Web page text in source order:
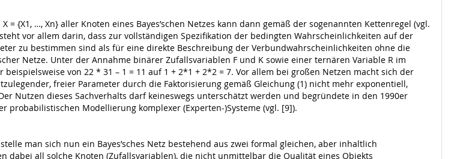
{X1, …, Xn} aller Knoten eines Bayes’schen Netzes kann dann gemäß der sogenannten Kettenregel (vgl.
vor allem darin, dass zur vollständigen Spezifikation der bedingten Wahrscheinlichkeiten auf der
zu bestimmen sind als für eine direkte Beschreibung der Verbundwahrscheinlichkeiten ohne die
Netze. Unter der Annahme binärer Zufallsvariablen F und K sowie einer ternären Variable R im
von 22 * 31 – 1 = 11 auf 1 + 2*1 + 2*2 = 7. Vor allem bei großen Netzen macht sich der
freier Parameter durch die Faktorisierung gemäß Gleichung (1) nicht mehr exponentiell,
Nutzen dieses Sachverhalts darf keineswegs unterschätzt werden und begründete in den 1990er
probabilistischen Modellierung komplexer (Experten-)Systeme (vgl. [9]).
man sich nun ein Bayes’sches Netz bestehend aus zwei formal gleichen, aber inhaltlich
dabei all solche Knoten (Zufallsvariablen), die nicht unmittelbar die Qualität eines Objekts